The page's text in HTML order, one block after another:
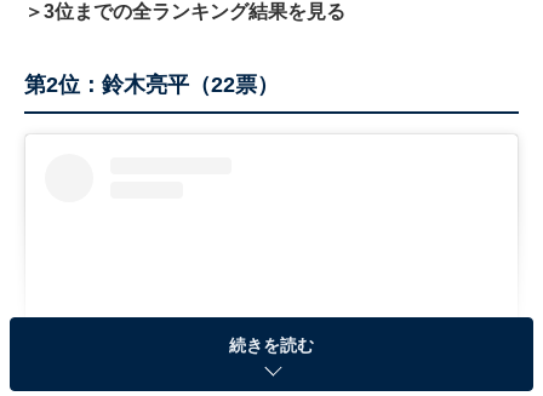
＞3位までの全ランキング結果を見る
第2位：鈴木亮平（22票）
続きを読む